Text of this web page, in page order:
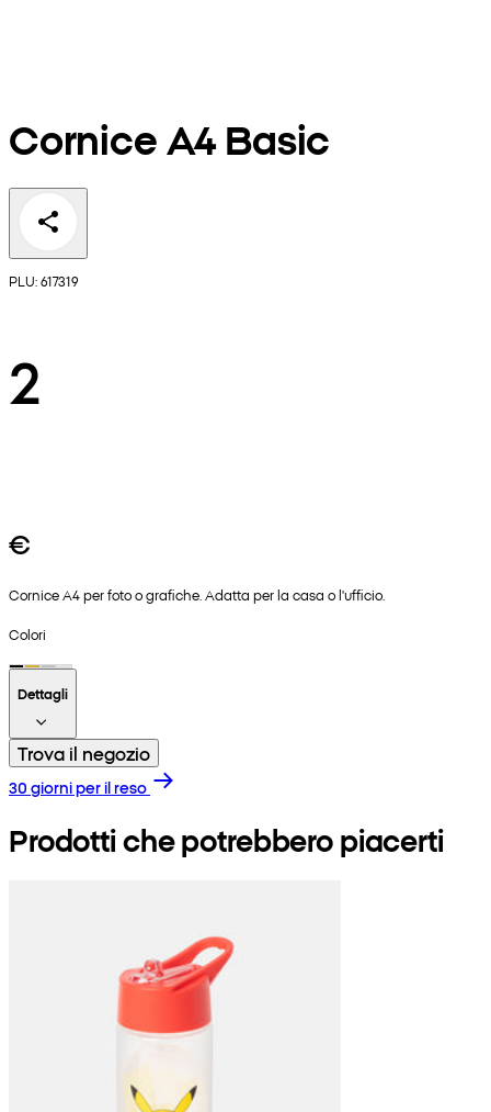
Cornice A4 Basic
PLU: 617319
2
€
Cornice A4 per foto o grafiche. Adatta per la casa o l'ufficio.
Colori
Dettagli
Trova il negozio
30 giorni per il reso
Prodotti che potrebbero piacerti